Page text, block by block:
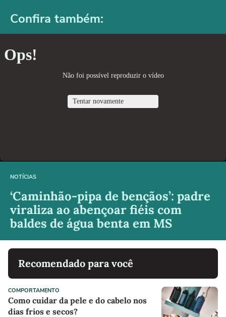
Confira também:
NOTÍCIAS
‘Caminhão-pipa de bençãos’: padre
viraliza ao abençoar fiéis com
baldes de água benta em MS
Recomendado para você
COMPORTAMENTO
Como cuidar da pele e do cabelo nos
dias frios e secos?